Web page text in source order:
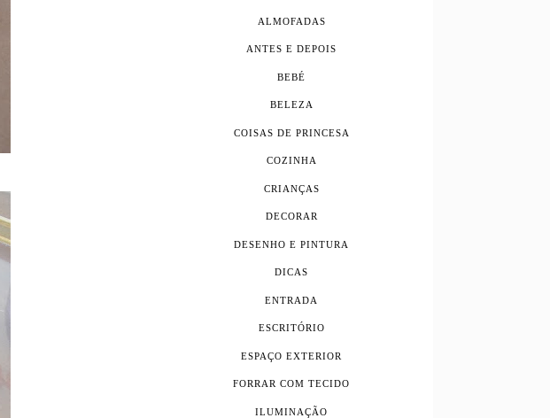
ALMOFADAS
ANTES E DEPOIS
BEBÉ
BELEZA
COISAS DE PRINCESA
COZINHA
CRIANÇAS
DECORAR
DESENHO E PINTURA
DICAS
ENTRADA
ESCRITÓRIO
ESPAÇO EXTERIOR
FORRAR COM TECIDO
ILUMINAÇÃO